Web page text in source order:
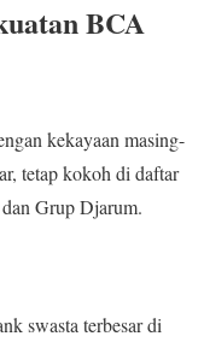
BCA
kekayaan masing-
tetap kokoh di daftar
Grup Djarum.
swasta terbesar di